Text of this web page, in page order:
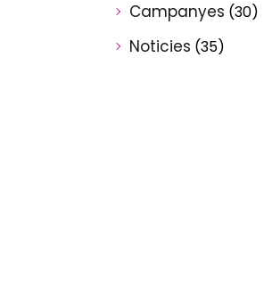
Campanyes (30)
Noticies (35)